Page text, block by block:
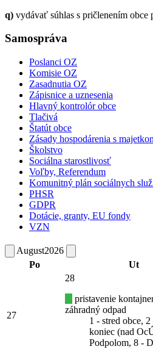
q) vydávať súhlas s pričlenením obce
Samospráva
Poslanci OZ
Komisie OZ
Zasadnutia OZ
Zápisnice a uznesenia
Hlavný kontrolór obce
Tlačivá
Štatút obce
Zásady hospodárenia s
Školstvo
Sociálna starostlivosť
Voľby, Referendum
Komunitný plán sociálnych
PHSR
GDPR
Dotácie, granty, EU fondy
VZN
August2026
Po
Ut
27
28
pristavenie
záhradný odpad
1 - stred obce,
koniec (nad
Podpolom, 8 -